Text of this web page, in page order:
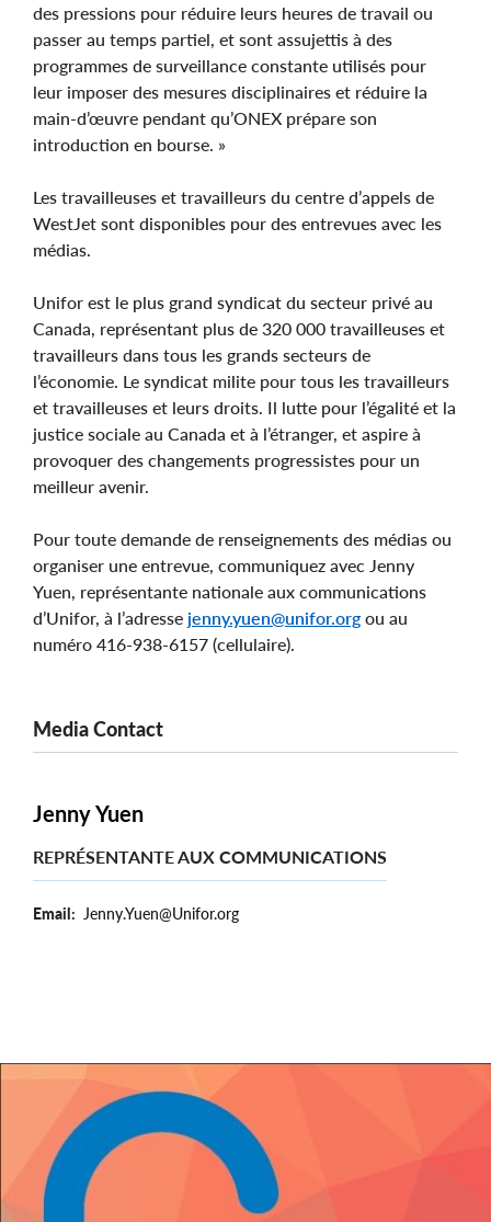
des pressions pour réduire leurs heures de travail ou
passer au temps partiel, et sont assujettis à des
programmes de surveillance constante utilisés pour
leur imposer des mesures disciplinaires et réduire la
main‑d’œuvre pendant qu’ONEX prépare son
introduction en bourse. »
Les travailleuses et travailleurs du centre d’appels de
WestJet sont disponibles pour des entrevues avec les
médias.
Unifor est le plus grand syndicat du secteur privé au
Canada, représentant plus de 320 000 travailleuses et
travailleurs dans tous les grands secteurs de
l’économie. Le syndicat milite pour tous les travailleurs
et travailleuses et leurs droits. Il lutte pour l’égalité et la
justice sociale au Canada et à l’étranger, et aspire à
provoquer des changements progressistes pour un
meilleur avenir.
Pour toute demande de renseignements des médias ou
organiser une entrevue, communiquez avec Jenny
Yuen, représentante nationale aux communications
d’Unifor, à l’adresse jenny.yuen@unifor.org ou au
numéro 416-938-6157 (cellulaire).
Media Contact
Jenny Yuen
REPRÉSENTANTE AUX COMMUNICATIONS
Email Jenny.Yuen@Unifor.org